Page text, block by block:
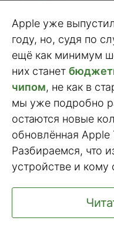
Apple уже
году, но, судя по
ещё как минимум
них станет
чипом, не как в
мы уже подробно
остаются новые
обновлённая
Разбираемся, что
устройстве и кому